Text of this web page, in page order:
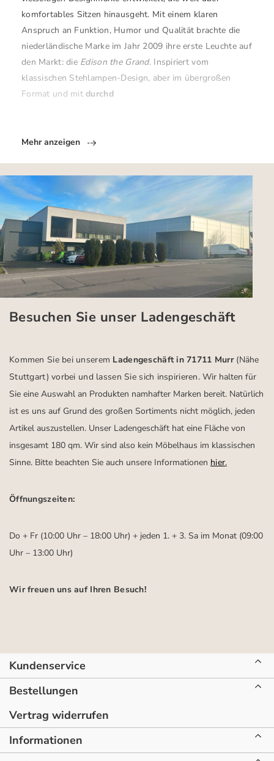
komfortables Sitzen hinausgeht. Mit einem klaren
Anspruch an Funktion, Humor und Qualität brachte die
niederländische Marke im Jahr 2009 ihre erste Leuchte auf
den Markt: die Edison the Grand. Inspiriert vom
klassischen Stehlampen-Design, aber im übergroßen
Format und mitdurchd
Mehr anzeigen
Besuchen Sie unser Ladengeschäft
Kommen Sie bei unserem Ladengeschäft in 71711 Murr (Nähe
Stuttgart) vorbei und lassen Sie sich inspirieren.Wir halten für
Sie eine Auswahl an Produkten namhafter Marken bereit. Natürlich
ist es uns auf Grund des großen Sortiments nicht möglich, jeden
Artikel auszustellen. Unser Ladengeschäft hat eine Fläche von
insgesamt 180 qm. Wir sind also kein Möbelhaus im klassischen
Sinne. Bitte beachten Sie auch unsere Informationen hier.
Öffnungszeiten:
Do + Fr (10:00 Uhr – 18:00 Uhr) + jeden 1. + 3. Sa im Monat (09:00
Uhr – 13:00 Uhr)
Wir freuen uns auf Ihren Besuch!
Kundenservice
Bestellungen
Vertrag widerrufen
Informationen